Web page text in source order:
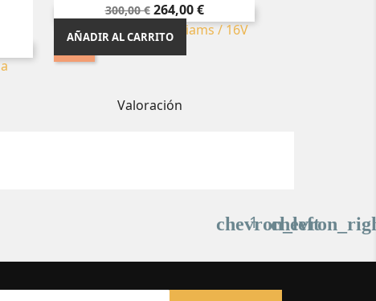
¡EN OFERTA!
Precio
300,00 € Precio
264,00 €
AÑADIR AL CARRITO
Valoración
chevron_left
1